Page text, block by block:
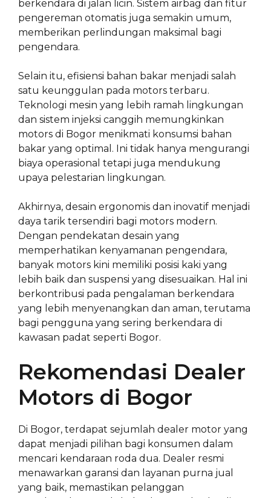
berkendara di jalan licin. Sistem airbag dan fitur
pengereman otomatis juga semakin umum,
memberikan perlindungan maksimal bagi
pengendara.
Selain itu, efisiensi bahan bakar menjadi salah
satu keunggulan pada motors terbaru.
Teknologi mesin yang lebih ramah lingkungan
dan sistem injeksi canggih memungkinkan
motors di Bogor menikmati konsumsi bahan
bakar yang optimal. Ini tidak hanya mengurangi
biaya operasional tetapi juga mendukung
upaya pelestarian lingkungan.
Akhirnya, desain ergonomis dan inovatif menjadi
daya tarik tersendiri bagi motors modern.
Dengan pendekatan desain yang
memperhatikan kenyamanan pengendara,
banyak motors kini memiliki posisi kaki yang
lebih baik dan suspensi yang disesuaikan. Hal ini
berkontribusi pada pengalaman berkendara
yang lebih menyenangkan dan aman, terutama
bagi pengguna yang sering berkendara di
kawasan padat seperti Bogor.
Rekomendasi Dealer
Motors di Bogor
Di Bogor, terdapat sejumlah dealer motor yang
dapat menjadi pilihan bagi konsumen dalam
mencari kendaraan roda dua. Dealer resmi
menawarkan garansi dan layanan purna jual
yang baik, memastikan pelanggan